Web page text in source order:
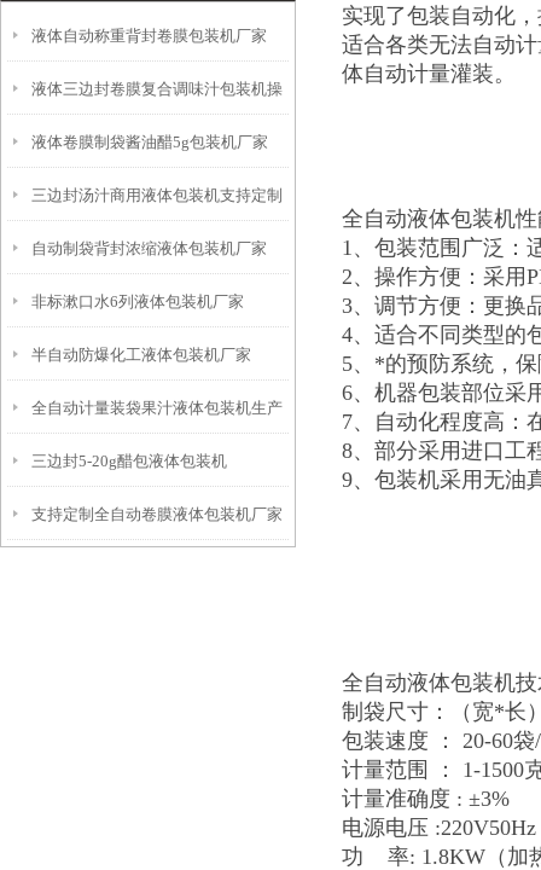
液体自动称重背封卷膜包装机厂家
液体三边封卷膜复合调味汁包装机操
作简单
液体卷膜制袋酱油醋5g包装机厂家
三边封汤汁商用液体包装机支持定制
自动制袋背封浓缩液体包装机厂家
非标漱口水6列液体包装机厂家
半自动防爆化工液体包装机厂家
全自动计量装袋果汁液体包装机生产
商
三边封5-20g醋包液体包装机
支持定制全自动卷膜液体包装机厂家
实现了包装自动化
适合各类无法自动
体自动计量灌装。
全自动液体包装机
1、包装范围广泛：
2、操作方便：采用
3、调节方便：更换
4、适合不同类型的
5、*的预防系统，
6、机器包装部位采
7、自动化程度高：
8、部分采用进口工
9、包装机采用无油
全自动液体包装机
制袋尺寸：（宽*长
包装速度 ： 20-60
计量范围 ： 1-1500
计量准确度 : ±3%
电源电压
功 率: 1.8KW（加